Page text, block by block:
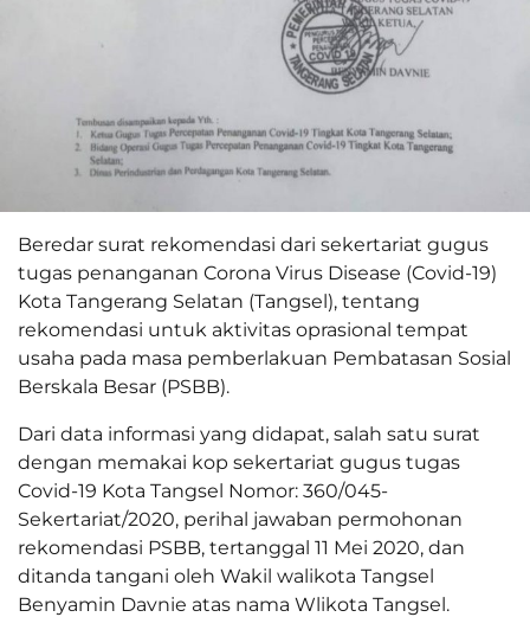
Beredar surat rekomendasi dari sekertariat gugus
tugas penanganan Corona Virus Disease (Covid-19)
Kota Tangerang Selatan (Tangsel), tentang
rekomendasi untuk aktivitas oprasional tempat
usaha pada masa pemberlakuan Pembatasan Sosial
Berskala Besar (PSBB).
Dari data informasi yang didapat, salah satu surat
dengan memakai kop sekertariat gugus tugas
Covid-19 Kota Tangsel Nomor: 360/045-
Sekertariat/2020, perihal jawaban permohonan
rekomendasi PSBB, tertanggal 11 Mei 2020, dan
ditanda tangani oleh Wakil walikota Tangsel
Benyamin Davnie atas nama Wlikota Tangsel.